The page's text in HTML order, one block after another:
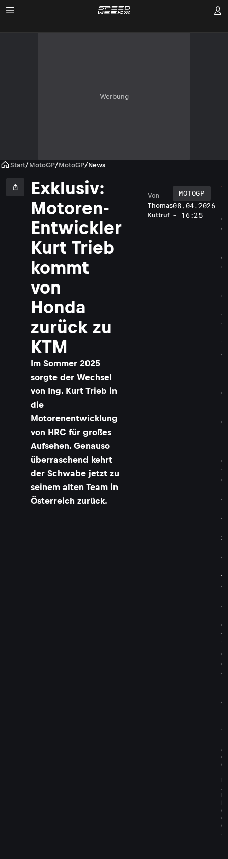
Werbung
Start/MotoGP/MotoGP/News
Exklusiv:
Motoren-
Entwickler
Kurt Trieb
kommt
von
Honda
zurück zu
KTM
Im Sommer 2025
sorgte der Wechsel
von Ing. Kurt Trieb in
die
Motorenentwicklung
von HRC für großes
Aufsehen. Genauso
überraschend kehrt
der Schwabe jetzt zu
seinem alten Team in
Österreich zurück.
Thomas
Kuttruf
Von
MOTOGP
08.04.2026
- 16:25
g
e
e
u
u
t
T
e
e
e
o
t
o
e
-
x
e
t
e
a
d
w
e
d
e
e
T
©
G
O
A
N
G
O
O